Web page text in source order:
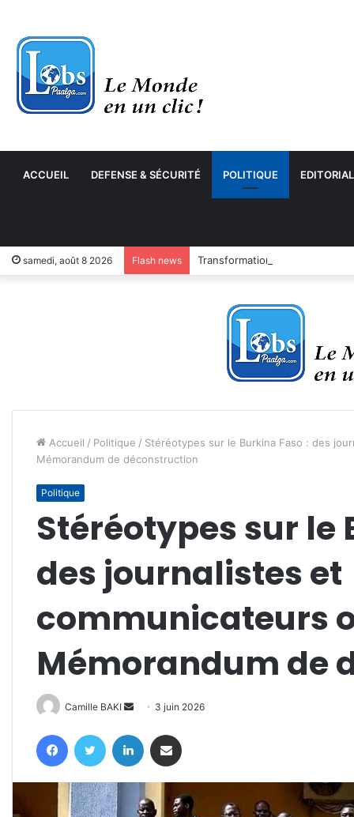
ACCUEIL DEFENSE & SÉCURITÉ POLITIQUE EDITORIAL
samedi, août 8 2026 Flash news Transformation numérique : le
Accueil / Politique / Stéréotypes sur le Burkina Faso : des
Mémorandum de déconstruction
Politique
Stéréotypes sur le
des journalistes et
communicateurs
Mémorandum de
Camille BAKI
Envoyer
courriel
3 juin 2026
FacebookTwitter Linkedin